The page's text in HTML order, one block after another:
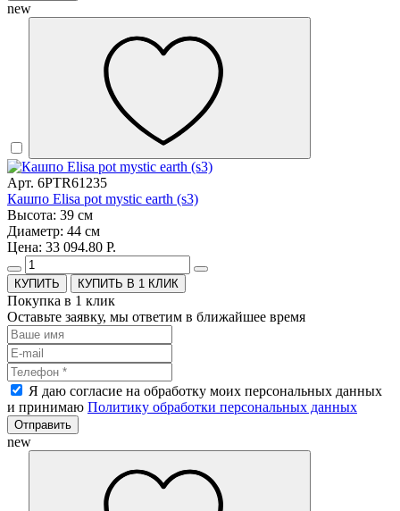
new
Арт. 6PTR61235
Кашпо Elisa pot mystic earth (s3)
Высота: 39 см
Диаметр: 44 см
Цена: 33 094.80 Р.
КУПИТЬ В 1 КЛИК
Покупка в 1 клик
Оставьте заявку, мы ответим в ближайшее время
Я даю согласие на обработку моих персональных данных
и принимаю Политику обработки персональных данных
Отправить
new